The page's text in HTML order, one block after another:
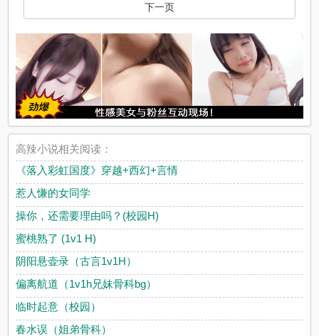
下一页
高辣小说相关阅读：
《落入彩虹国度》穿越+西幻+言情
惹人慊的女同学
操你，还需要理由吗？(校园H)
蜜桃熟了 (1v1 H)
阴阳悬壶录（古言1v1H）
偏离航道（1v1h兄妹骨科bg）
临时起意（校园）
春水误（姐弟骨科）